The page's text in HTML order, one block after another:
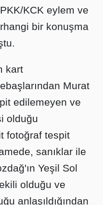
KCK eylem ve
bir konuşma
kart
Murat
edilemeyen ve
olduğu
fotoğraf tespit
sanıklar ile
Yeşil Sol
olduğu ve
anlaşıldığından